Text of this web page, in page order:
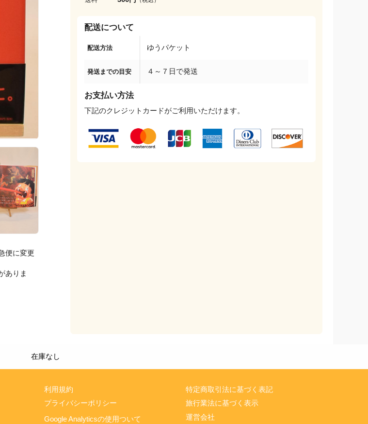
便に変更
ありま
配送について
配送方法 ゆうパケット
発送までの目安 ４～７日で発送
お支払い方法
下記のクレジットカードがご利用いただけます。
在庫なし
利用規約
プライバシーポリシー
Google Analyticsの使用ついて
特定商取引法に基づく表記
旅行業法に基づく表示
運営会社